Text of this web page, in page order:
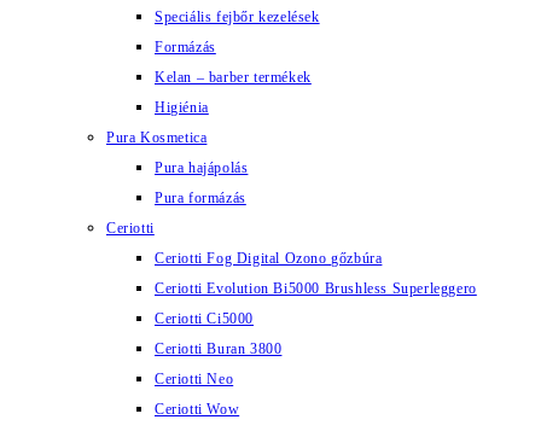
Speciális fejbőr kezelések
Formázás
Kelan – barber termékek
Higiénia
Pura Kosmetica
Pura hajápolás
Pura formázás
Ceriotti
Ceriotti Fog Digital Ozono gőzbúra
Ceriotti Evolution Bi5000 Brushless Superleggero
Ceriotti Ci5000
Ceriotti Buran 3800
Ceriotti Neo
Ceriotti Wow